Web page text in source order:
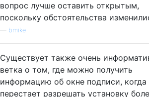
вопрос лучше оставить открытым,
поскольку обстоятельства
bmike
Существует также очень
ветка о том, где можно получить
информацию об окне подписи, когда
перестает разрешать установку